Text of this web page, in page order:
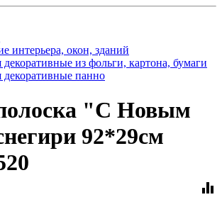
интерьера, окон, зданий
из фольги, картона, бумаги
панно
"С Новым
92*29см
equalizer